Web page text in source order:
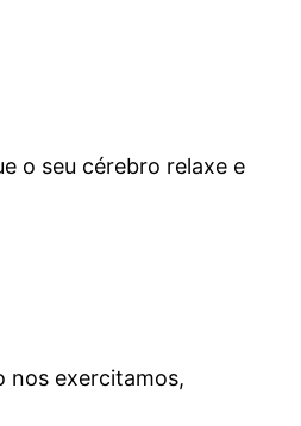
o seu cérebro relaxe e
nos exercitamos,